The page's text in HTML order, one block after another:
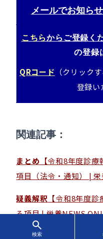
検索
メールでお知ら
こちらからご登録く
の登録
QRコード （クリック
登録い
関連記事：
まとめ 【令和8年度診
項目（法令・通知） |
疑義解釈 【令和8年度
る項目 | 栄養NEWS
疑義解釈（その2 ）【